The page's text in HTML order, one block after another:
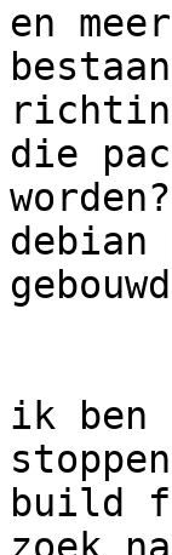
en
die
debian
ik
build